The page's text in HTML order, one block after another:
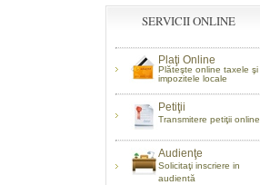
SERVICII ONLINE
Plaţi Online
Plăteşte online taxele şi
impozitele locale
Petiţii
Transmitere petiţii online
Audienţe
Solicitaţi inscriere in
audientă